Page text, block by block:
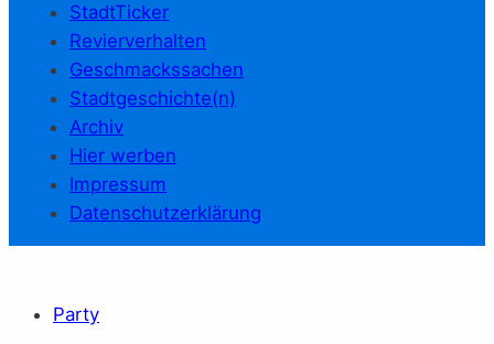
StadtTicker
Revierverhalten
Geschmackssachen
Stadtgeschichte(n)
Archiv
Hier werben
Impressum
Datenschutzerklärung
Party